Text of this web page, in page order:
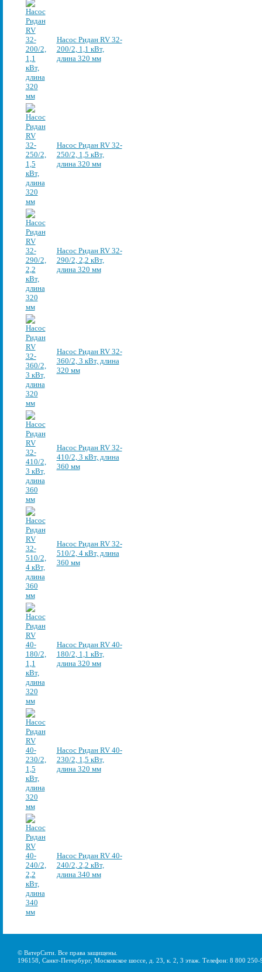
Насос Ридан RV 32-
200/2, 1,1 кВт,
длина 320 мм
Насос Ридан RV 32-
250/2, 1,5 кВт,
длина 320 мм
Насос Ридан RV 32-
290/2, 2,2 кВт,
длина 320 мм
Насос Ридан RV 32-
360/2, 3 кВт, длина
320 мм
Насос Ридан RV 32-
410/2, 3 кВт, длина
360 мм
Насос Ридан RV 32-
510/2, 4 кВт, длина
360 мм
Насос Ридан RV 40-
180/2, 1,1 кВт,
длина 320 мм
Насос Ридан RV 40-
230/2, 1,5 кВт,
длина 320 мм
Насос Ридан RV 40-
240/2, 2,2 кВт,
длина 340 мм
© ВатерСити. Все права защищены.
196158, Санкт-Петербург, Московское шоссе, д. 23, к. 2, 3 этаж. Телефон: 8 800